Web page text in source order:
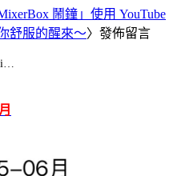
MixerBox 鬧鐘」使用 YouTube
舒服的醒來～〉發佈留言